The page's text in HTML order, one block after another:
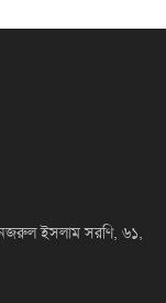
ইসলাম সরণি, ৬১,